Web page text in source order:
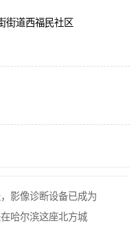
街道西福民社区
影像诊断设备已成为
哈尔滨这座北方城